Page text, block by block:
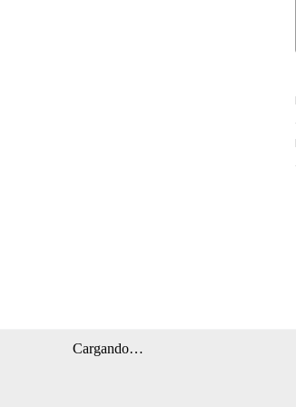
Cargando…